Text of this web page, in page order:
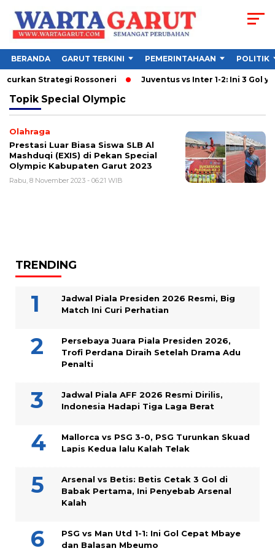
BERANDA GARUT TERKINI PEMERINTAHAAN POLITIK
Strategi Rossoneri Juventus vs Inter 1-2: Ini 3 Gol
Topik Special Olympic
Olahraga
Prestasi Luar Biasa Siswa SLB Al
Mashduqi (EXIS) di Pekan Special
Olympic Kabupaten Garut 2023
Rabu, 8 November 2023 - 06:21 WIB
TRENDING
Jadwal Piala Presiden 2026 Resmi, Big
Match Ini Curi Perhatian
Persebaya Juara Piala Presiden 2026,
Trofi Perdana Diraih Setelah Drama Adu
Penalti
Jadwal Piala AFF 2026 Resmi Dirilis,
Indonesia Hadapi Tiga Laga Berat
Mallorca vs PSG 3-0, PSG Turunkan Skuad
Lapis Kedua lalu Kalah Telak
Arsenal vs Betis: Betis Cetak 3 Gol di
Babak Pertama, Ini Penyebab Arsenal
Kalah
PSG vs Man Utd 1-1: Ini Gol Cepat Mbaye
dan Balasan Mbeumo